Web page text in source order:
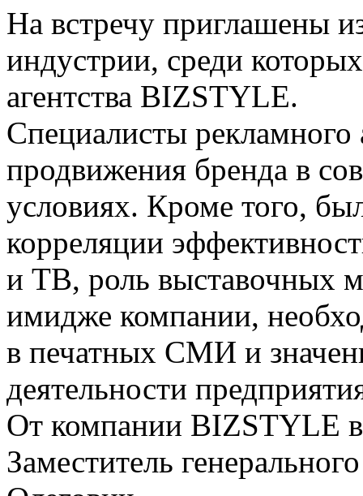
На встречу приглашены
индустрии, среди
агентства BIZSTYLE.
Специалисты рекламного
продвижения бренда в
условиях. Кроме того,
корреляции
и ТВ, роль выставочных
имидже компании,
в печатных СМИ и
деятельности
От компании BIZSTYLE в
Заместитель